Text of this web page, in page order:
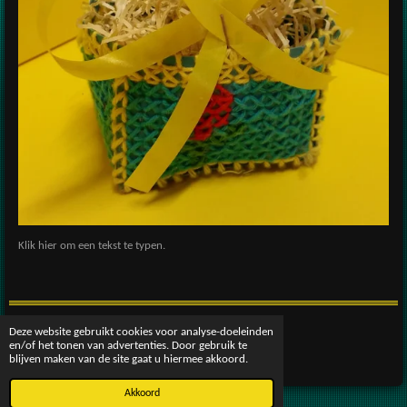
Deze website gebruikt cookies voor analyse-doeleinden
en/of het tonen van advertenties. Door gebruik te
blijven maken van de site gaat u hiermee akkoord.
Akkoord
Klik hier om een tekst te typen.
© 2016 - 2026 patscreativeworld
Powered by JouwWeb